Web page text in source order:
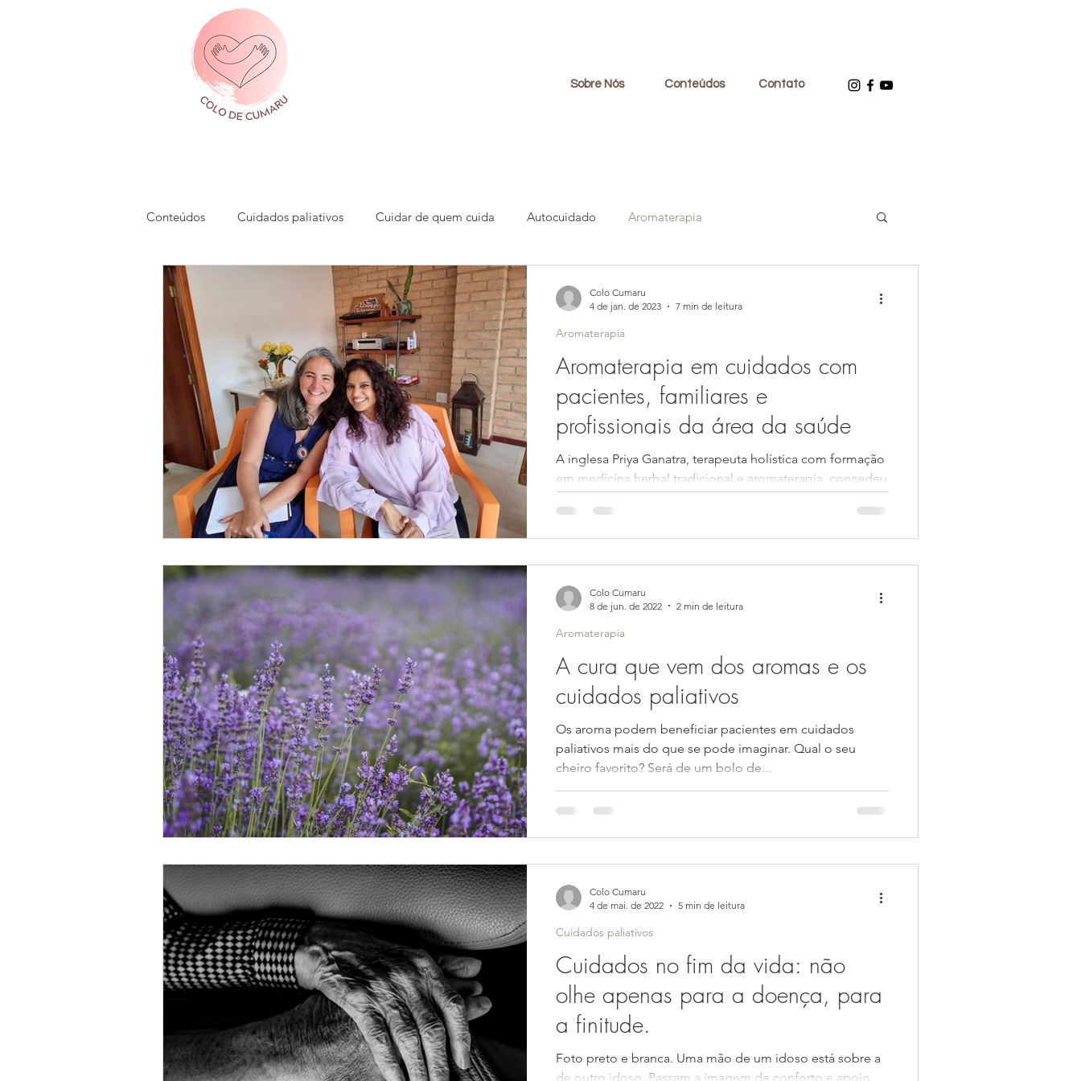
Sobre Nós Conteúdos Contato
Conteúdos Cuidados paliativos Cuidar de quem cuida Autocuidado Aromaterapia
Comunicação alternativa Comunicação compassiva Finitude
Saúde mental Saúde emocional Autoconhecimento
Aromaterapia em cuidados com
pacientes, familiares e
profissionais da área da saúde
A inglesa Priya Ganatra, terapeuta holística com formação
em medicina herbal tradicional e aromaterapia, concedeu
uma entrevista...
Aromaterapia
Colo Cumaru
4 de jan. de 2023
7 min de leitura
A cura que vem dos aromas e os
cuidados paliativos
Os aroma podem beneficiar pacientes em cuidados
paliativos mais do que se pode imaginar. Qual o seu
cheiro favorito? Será de um bolo de...
Aromaterapia
Colo Cumaru
8 de jun. de 2022
2 min de leitura
Cuidados no fim da vida: não
olhe apenas para a doença, para
a finitude.
Foto preto e branca. Uma mão de um idoso está sobre a
de outro idoso. Passam a imagem de conforto e apoio.
Cuidados paliativos
Colo Cumaru
4 de mai. de 2022
5 min de leitura